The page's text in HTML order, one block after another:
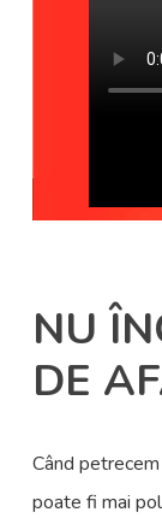
NU
DE
Când
poate fi mai